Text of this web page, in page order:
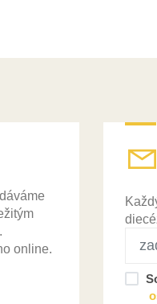
online.